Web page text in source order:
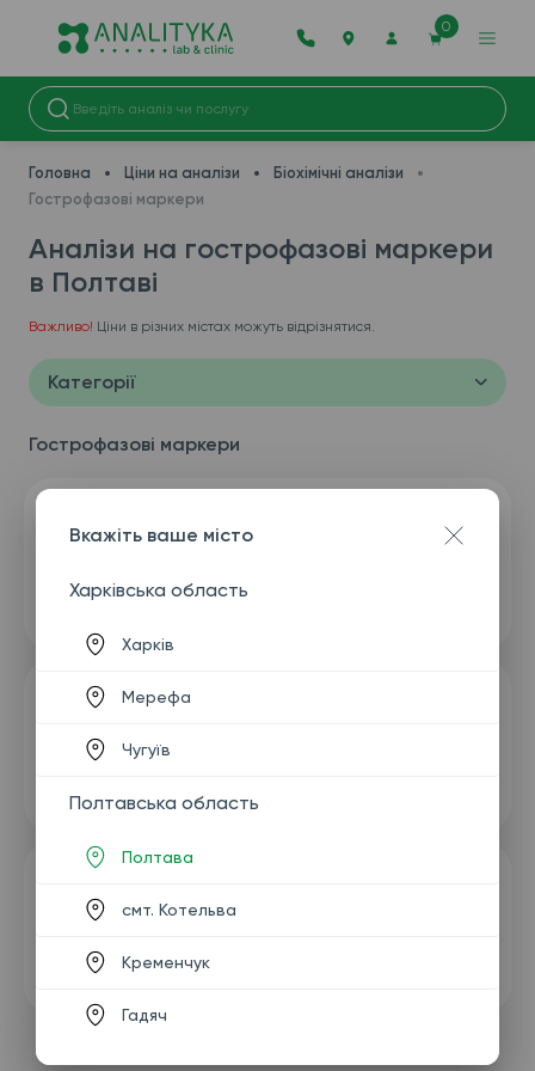
0
Головна Ціни на аналізи
Біохімічні аналізи
Гострофазові маркери
Аналізи на гострофазові маркери
в Полтаві
Важливо! Ціни в різних містах можуть відрізнятися.
Категорії
Гострофазові маркери
Вкажіть ваше місто
Харківська область
Харків
Мерефа
Чугуїв
Полтавська область
Полтава
смт. Котельва
Кременчук
Гадяч